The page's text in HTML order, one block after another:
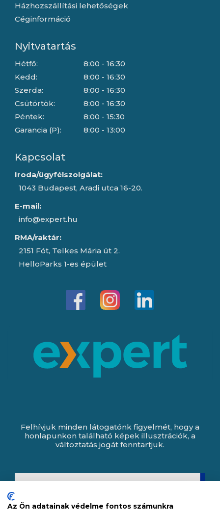
Házhozszállítási lehetőségek
Céginformáció
Nyitvatartás
Hétfő:
Kedd:
Szerda:
Csütörtök:
Péntek:
Garancia (P):
8:00 - 16:30
8:00 - 16:30
8:00 - 16:30
8:00 - 16:30
8:00 - 15:30
8:00 - 13:00
Kapcsolat
Iroda/ügyfélszolgálat:
1043 Budapest, Aradi utca 16-20.
E-mail:
info@expert.hu
RMA/raktár:
2151 Fót, Telkes Mária út 2.
HelloParks 1-es épület
Felhívjuk minden látogatónk figyelmét, hogy a
honlapunkon található képek illusztrációk, a
változtatás jogát fenntartjuk.
Az Ön adatainak védelme fontos számunkra